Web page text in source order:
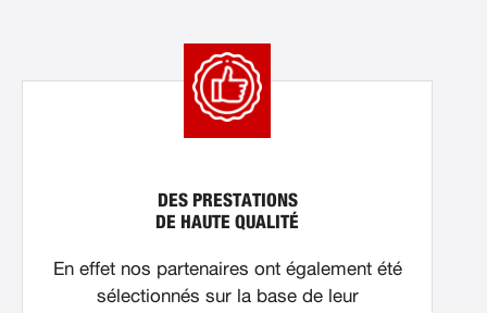
DES PRESTATIONS
DE HAUTE QUALITÉ
En effet nos partenaires ont également été
sélectionnés sur la base de leur